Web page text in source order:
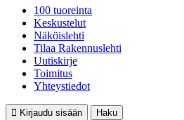
100 tuoreinta
Keskustelut
Näköislehti
Tilaa Rakennuslehti
Uutiskirje
Toimitus
Yhteystiedot
Kirjaudu sisään
Haku